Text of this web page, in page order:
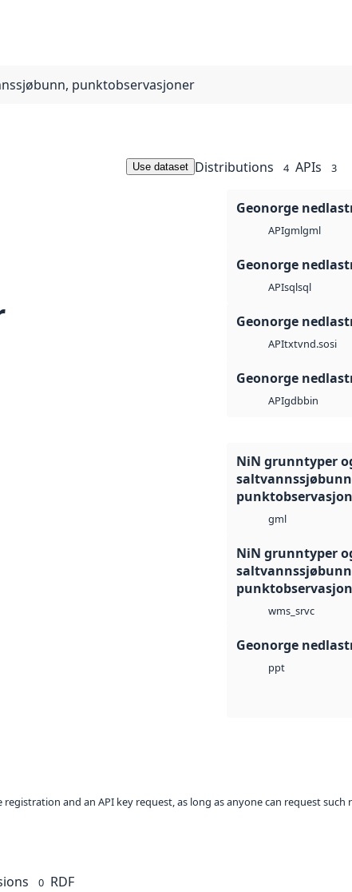
punktobservasjoner
Use dataset Distributions 4 APIs 3
Geonorge
APIgmlgml
Geonorge
APIsqlsql
Geonorge
APItxtvnd.sosi
Geonorge
APIgdbbin
NiN grunntyper
gml
NiN grunntyper
wms_srvc
Geonorge
ppt
and an API key request, as long as anyone can request
0 RDF